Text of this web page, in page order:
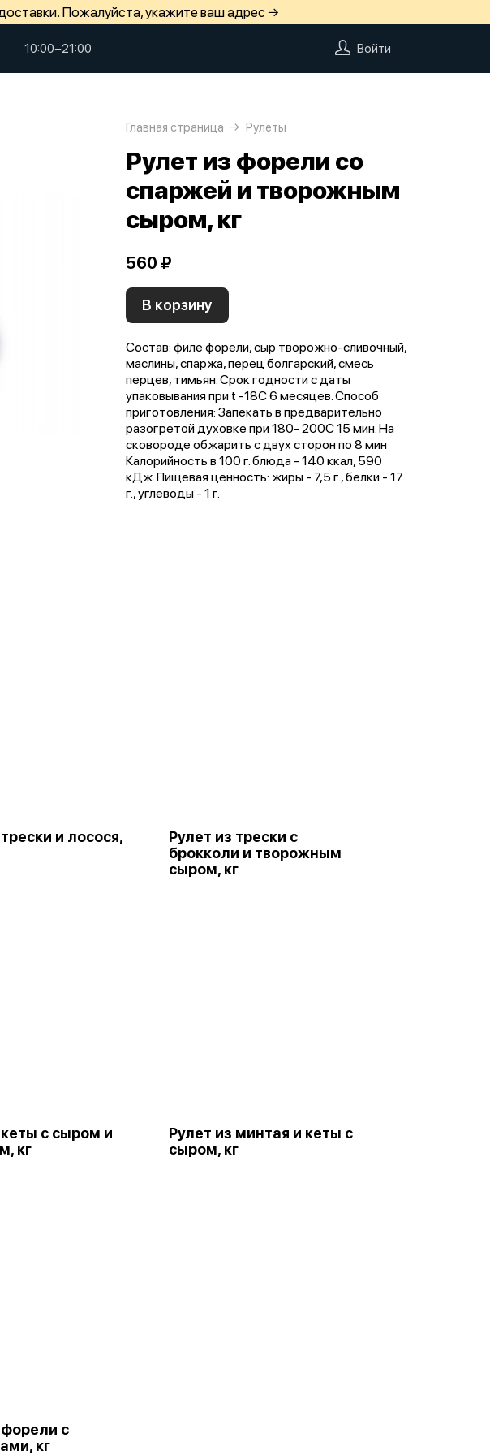
Пожалуйста, укажите ваш адрес →
10:00−21:00 Войти
Главная страница Рулеты
Рулет из форели со
спаржей и творожным
сыром, кг
560 ₽
В корзину
Состав: филе форели, сыр творожно-сливочный,
маслины, спаржа, перец болгарский, смесь
перцев, тимьян. Срок годности с даты
упаковывания при t -18С 6 месяцев. Способ
приготовления: Запекать в предварительно
разогретой духовке при 180- 200C 15 мин. На
сковороде обжарить с двух сторон по 8 мин
Калорийность в 100 г. блюда - 140 ккал, 590
кДж. Пищевая ценность: жиры - 7,5 г., белки - 17
г., углеводы - 1 г.
и лосося,
Рулет из трески с
брокколи и творожным
сыром, кг
с сыром и
кг
Рулет из минтая и кеты с
сыром, кг
с
кг